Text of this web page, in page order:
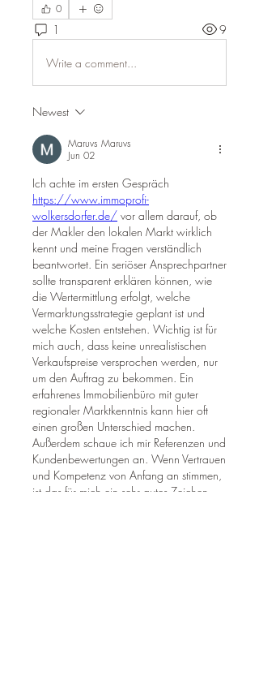
0
1 9
Write a comment...
Newest
Maruvs Maruvs
Jun 02
https://www.immoprofi-
wolkersdorfer.de/ vor allem darauf, ob
der Makler den lokalen Markt wirklich
kennt und meine Fragen verständlich
beantwortet. Ein seriöser Ansprechpartner
sollte transparent erklären können, wie
die Wertermittlung erfolgt, welche
Vermarktungsstrategie geplant ist und
welche Kosten entstehen. Wichtig ist für
mich auch, dass keine unrealistischen
Verkaufspreise versprochen werden, nur
um den Auftrag zu bekommen. Ein
erfahrenes Immobilienbüro mit guter
regionaler Marktkenntnis kann hier oft
einen großen Unterschied machen.
Außerdem schaue ich mir Referenzen und
Kundenbewertungen an. Wenn Vertrauen
und Kompetenz von Anfang an stimmen,
ist das für mich ein sehr gutes Zeichen.